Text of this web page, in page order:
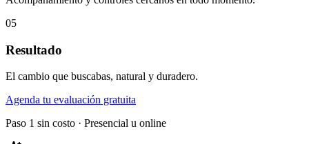
05
Resultado
El cambio que buscabas, natural y duradero.
Agenda tu evaluación gratuita
Paso 1 sin costo · Presencial u online